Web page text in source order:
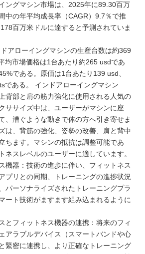
ングマシン市場は、2025年に89.30百万
中の年平均成長率（CAGR）9.7％で推
百万米ドルに達すると予測されていま
アローイングマシンの生産台数は約369
均市場価格は1台あたり約265 usdであ
である。原価は1台あたり139 usd、
である。 インドアローイングマシン
背部と肩の筋力強化に使用される人気の
ササイズ中は、ユーザーがマシンに座
、漕ぐような動きで体の方へ引き寄せま
は、背筋の強化、姿勢の改善、肩と背中
ちます。マシンの抵抗は調整可能であ
ネスレベルのユーザーに適しています。
機器：技術の進歩に伴い、フィットネス
プリとの同期、トレーニングの進捗状況
パーソナライズされたトレーニングプラ
ート技術がますます組み込まれるように
とフィットネス機器の連携：将来のフィ
アラブルデバイス（スマートバンドや心
緊密に連携し、より正確なトレーニング